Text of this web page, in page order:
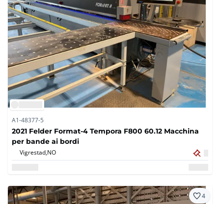
A1-48377-5
2021 Felder Format-4 Tempora F800 60.12 Macchina
per bande ai bordi
Vigrestad,NO
4